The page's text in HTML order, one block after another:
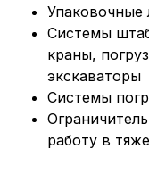
Упаковочные
Системы
краны,
экскаваторы
Системы
работу в